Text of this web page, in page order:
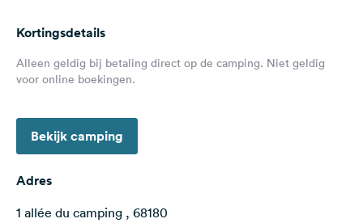
Registreren
Vragen &
Feedback
Nederlands
Kortingsdetails
Alleen geldig bij betaling direct op de camping. Niet geldig
voor online boekingen.
Bekijk camping
Adres
1 allée du camping , 68180